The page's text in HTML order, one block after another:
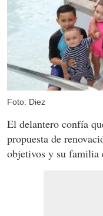
Foto: Diez
El delantero confía
propuesta de
objetivos y su familia